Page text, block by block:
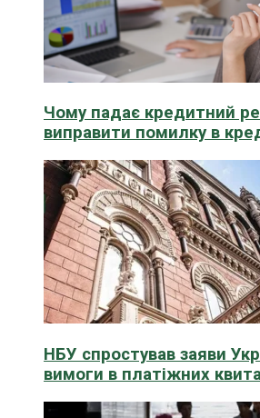
Чому падає кредитний
виправити помилку в
НБУ спростував заяви
вимоги в платіжних